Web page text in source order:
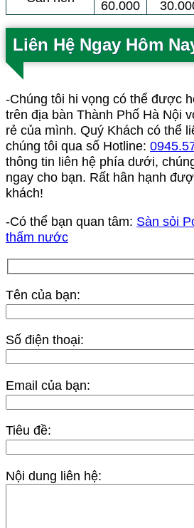
60.000
Liên Hệ Ngay Hôm
-Chúng tôi hi vọng có thể được
trên địa bàn Thành Phố Hà Nội
rẻ của mình. Quý Khách có thể
chúng tôi qua số Hotline:
thông tin liên hệ phía dưới,
ngay cho bạn. Rất hân hạnh
khách!
-Có thể bạn quan tâm: Sàn sỏi
thấm nước
Tên của bạn:
Số điện thoại:
Email của bạn:
Tiêu đề:
Nội dung liên hệ: